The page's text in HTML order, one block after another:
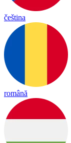
čeština
română